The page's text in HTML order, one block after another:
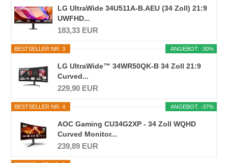
LG UltraWide 34U511A-B.AEU (34 Zoll) 21:9
UWFHD...
183,33 EUR
ANGEBOT: -30%
BESTSELLER NR. 3
LG UltraWide™ 34WR50QK-B 34 Zoll 21:9
Curved...
229,90 EUR
ANGEBOT: -37%
BESTSELLER NR. 4
AOC Gaming CU34G2XP - 34 Zoll WQHD
Curved Monitor...
239,89 EUR